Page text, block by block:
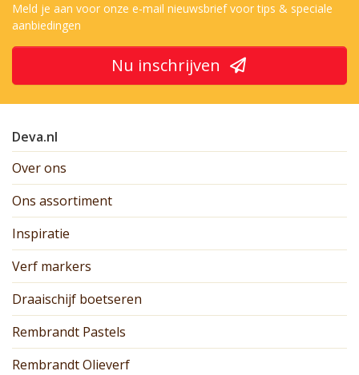
Meld je aan voor onze e-mail nieuwsbrief voor tips & speciale
aanbiedingen
Nu inschrijven
Deva.nl
Over ons
Ons assortiment
Inspiratie
Verf markers
Draaischijf boetseren
Rembrandt Pastels
Rembrandt Olieverf